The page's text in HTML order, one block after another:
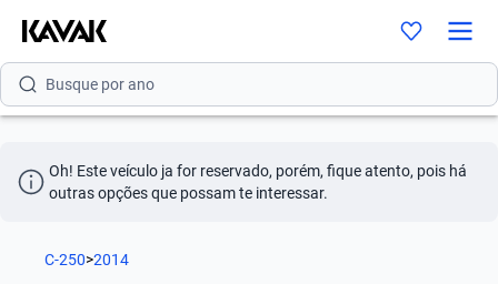
Busque por versão
Busque por ano
Oh! Este veículo ja for reservado, porém, fique atento, pois há
outras opções que possam te interessar.
C-250>2014